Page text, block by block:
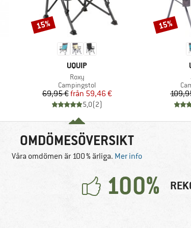
VARUMÄRKE
UQUIP
Produkter
Roxy
Produktgrupp
Campingstol
Pris
69,95 € Reducerat pris
från 59,46 €
5,0(2)
Rabatt
15% Rabatt
15%
OMDÖMESÖVERSIKT
Våra omdömen är 100 % ärliga. Mer info
100%